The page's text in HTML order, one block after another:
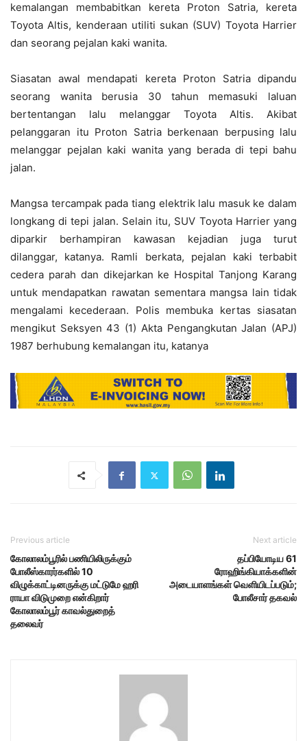
kemalangan membabitkan kereta Proton Satria, kereta
Toyota Altis, kenderaan utiliti sukan (SUV) Toyota Harrier
dan seorang pejalan kaki wanita.
Siasatan awal mendapati kereta Proton Satria dipandu
seorang wanita berusia 30 tahun memasuki laluan
bertentangan lalu melanggar Toyota Altis. Akibat
pelanggaran itu Proton Satria berkenaan berpusing lalu
melanggar pejalan kaki wanita yang berada di tepi bahu
jalan.
Mangsa tercampak pada tiang elektrik lalu masuk ke dalam
longkang di tepi jalan. Selain itu, SUV Toyota Harrier yang
diparkir berhampiran kawasan kejadian juga turut
dilanggar, katanya. Ramli berkata, pejalan kaki terbabit
cedera parah dan dikejarkan ke Hospital Tanjong Karang
untuk mendapatkan rawatan sementara mangsa lain tidak
mengalami kecederaan. Polis membuka kertas siasatan
mengikut Seksyen 43 (1) Akta Pengangkutan Jalan (APJ)
1987 berhubung kemalangan itu, katanya
Previous article
கோலாலம்பூரில் பணியிலிருக்கும்
போலீஸ்காரர்களில் 10
விழுக்காட்டினருக்கு மட்டுமே ஹரி
ராயா விடுமுறை என்கிறார்
கோலாலம்பூர் காவல்துறைத்
தலைவர்
Next article
தப்பியோடிய 61
ரோஹிங்கியாக்களின்
அடையாளங்கள் வெளியிடப்படும்;
போலீசார் தகவல்